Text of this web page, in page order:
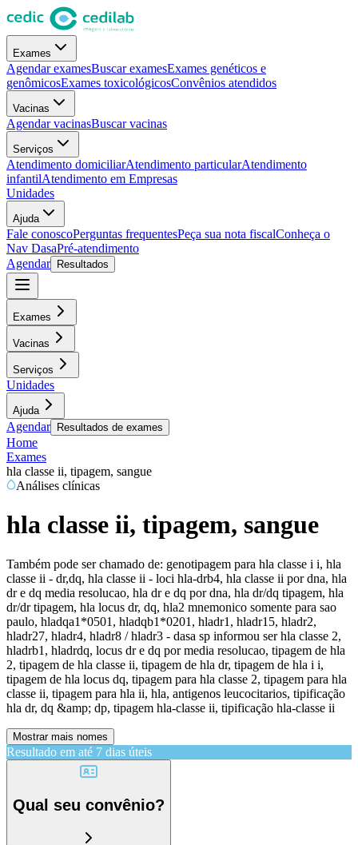
Exames
Agendar examesBuscar examesExames genéticos e
genômicosExames toxicológicosConvênios atendidos
Vacinas
Agendar vacinasBuscar vacinas
Serviços
Atendimento domiciliarAtendimento particularAtendimento
infantilAtendimento em Empresas
Unidades
Ajuda
Fale conoscoPerguntas frequentesPeça sua nota fiscalConheça o
Nav DasaPré-atendimento
Agendar
Resultados
Exames
Vacinas
Serviços
Unidades
Ajuda
Agendar Resultados de exames
Home
Exames
hla classe ii, tipagem, sangue
Análises clínicas
hla classe ii, tipagem, sangue
Também pode ser chamado de: genotipagem para hla classe i i, hla
classe ii - dr,dq, hla classe ii - loci hla-drb4, hla classe ii por dna, hla
dr e dq media resolucao, hla dr e dq por dna, hla dr/dq tipagem, hla
dr/dr tipagem, hla locus dr, dq, hla2 mnemonico somente para sao
paulo, hladqa1*0501, hladqb1*0201, hladr1, hladr15, hladr2,
hladr27, hladr4, hladr8 / hladr3 - dasa sp informou ser hla classe 2,
hladrb1, hladrdq, locus dr e dq por media resolucao, tipagem de hla
2, tipagem de hla classe ii, tipagem de hla dr, tipagem de hla i i,
tipagem de hla locus dq, tipagem para hla classe 2, tipagem para hla
classe ii, tipagem para hla ii, hla, antigenos leucocitarios, tipificação
hla dr, dq &amp; dp, tipagem hla-classe ii, tipificação hla-classe ii
Mostrar mais nomes
Resultado em até 7 dias úteis
Qual seu convênio?